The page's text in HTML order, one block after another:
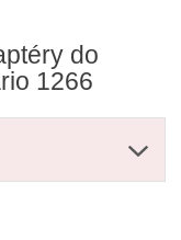
do
1266